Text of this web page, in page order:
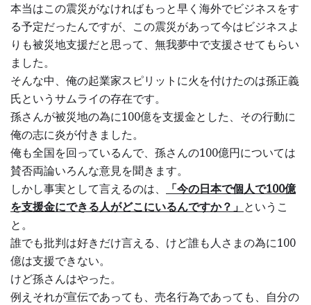
本当はこの震災がなければもっと早く海外でビジネスをす
る予定だったんですが、この震災があって今はビジネスよ
りも被災地支援だと思って、無我夢中で支援させてもらい
ました。
そんな中、俺の起業家スピリットに火を付けたのは孫正義
氏というサムライの存在です。
孫さんが被災地の為に100億を支援金とした、その行動に
俺の志に炎が付きました。
俺も全国を回っているんで、孫さんの100億円については
賛否両論いろんな意見を聞きます。
しかし事実として言えるのは、
「今の日本で個人で100億
を支援金にできる人がどこにいるんですか？」 というこ
と。
誰でも批判は好きだけ言える、けど誰も人さまの為に100
億は支援できない。
けど孫さんはやった。
例えそれが宣伝であっても、売名行為であっても、自分の